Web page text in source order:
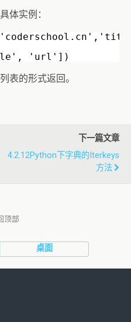
体实例：
'url'])
表的形式返回。
下一篇文章
4.2.12Python下字典的iterkeys
方法
顶部
桌面